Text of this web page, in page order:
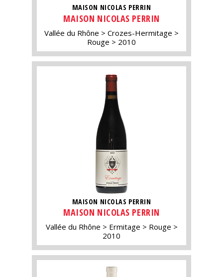
MAISON NICOLAS PERRIN
MAISON NICOLAS PERRIN
Vallée du Rhône
Crozes-Hermitage
Rouge
2010
MAISON NICOLAS PERRIN
MAISON NICOLAS PERRIN
Vallée du Rhône Ermitage
Rouge
2010